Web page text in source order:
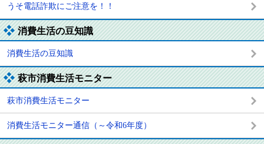
うそ電話詐欺にご注意を！！
消費生活の豆知識
消費生活の豆知識
萩市消費生活モニター
萩市消費生活モニター
消費生活モニター通信（～令和6年度）